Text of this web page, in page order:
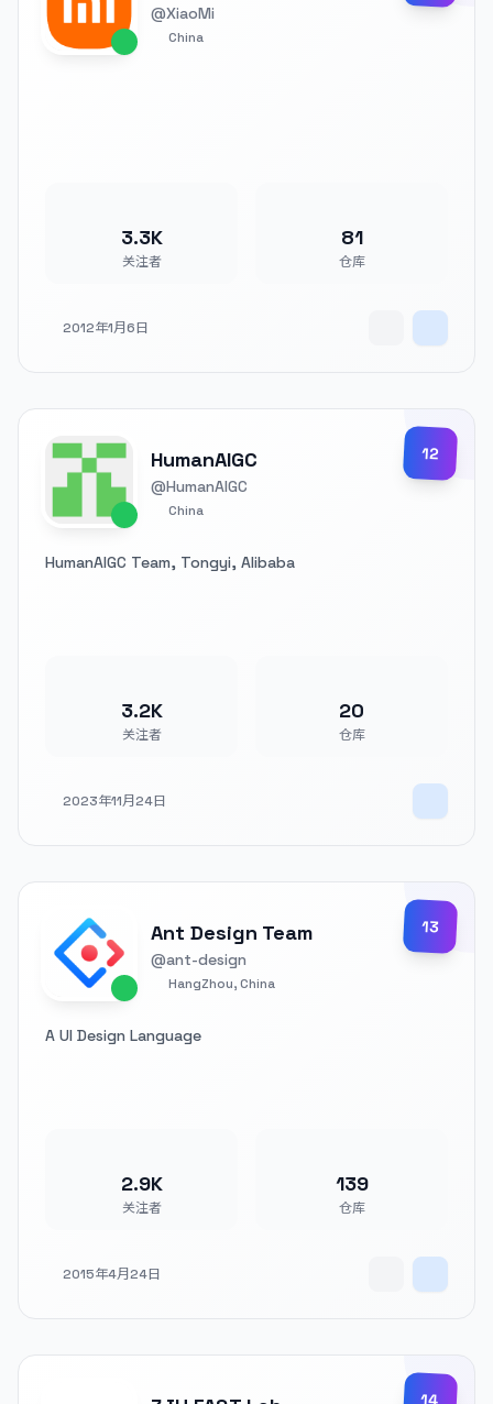
@XiaoMi
China
3.3K
关注者
81
仓库
2012年1月6日
12
HumanAIGC
@HumanAIGC
China
HumanAIGC Team, Tongyi, Alibaba
3.2K
关注者
20
仓库
2023年11月24日
13
Ant Design Team
@ant-design
HangZhou, China
A UI Design Language
2.9K
关注者
139
仓库
2015年4月24日
14